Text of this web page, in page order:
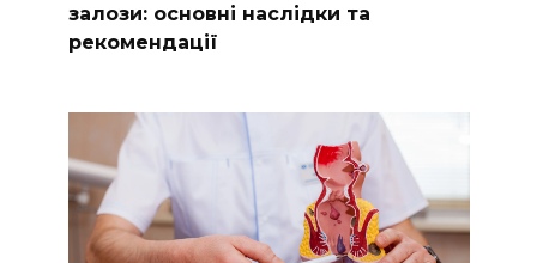
залози: основні наслідки та
рекомендації